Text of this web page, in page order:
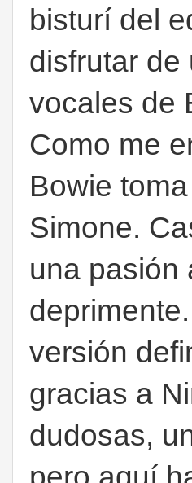
bisturí del
disfrutar de
vocales de
Como me
Bowie
Simone.
una pasión
versión
gracias a
dudosas,